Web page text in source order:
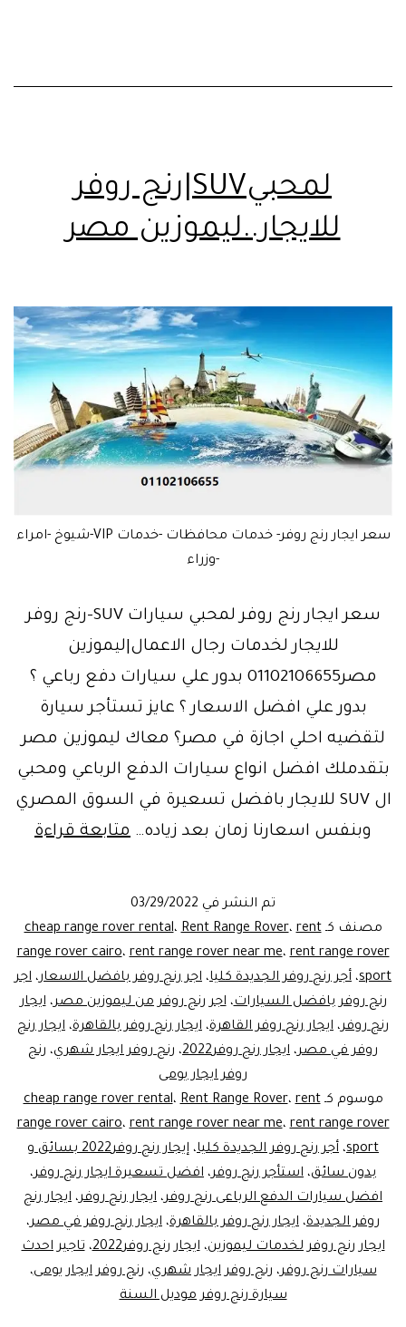
لمحبيSUV|رنج روفر
للايجار..ليموزين مصر
سعر ايجار رنج روفر- خدمات محافظات -خدمات VIP-شيوخ -امراء
-وزراء
سعر ايجار رنج روفر لمحبي سيارات SUV-رنج روفر
للايجار لخدمات رجال الاعمال|ليموزين
مصر01102106655 بدور علي سيارات دفع رباعي ؟
بدور علي افضل الاسعار ؟ عايز تستأجر سيارة
لتقضيه احلي اجازة في مصر؟ معاك ليموزين مصر
بتقدملك افضل انواع سيارات الدفع الرباعي ومحبي
ال SUV للايجار بافضل تسعيرة في السوق المصري
وبنفس اسعارنا زمان بعد زياده… متابعة قراءة
مصر
تم النشر في 03/29/2022
مصنف كـ
cheap range rover rental،Rent Range Rover،rent
range rover cairo،rent range rover near me،rent range rover
sport، أجر رنج روفر الجديدة كليا، اجر رنج روفر بافضل الاسعار، اجر
رنج روفر بافضل السيارات،اجر رنج روفر من ليموزين مصر،ايجار
رنج روفر، ايجار رنج روفر القاهرة، ايجار رنج روفر بالقاهرة، ايجار رنج
روفر في مصر، ايجار رنج روفر2022 ، رنج روفر ايجار شهري، رنج
روفر ايجار يومى
موسوم كـ
cheap range rover rental،Rent Range Rover،rent
range rover cairo،rent range rover near me،rent range rover
sport، أجر رنج روفر الجديدة كليا،
إيجار رنج روفر2022 بسائق و
بدون سائق، استأجر رنج روفر، افضل تسعيرة ايجار رنج روفر،
افضل سيارات الدفع الرباعى رنج روفر، ايجار رنج روفر، ايجار رنج
روفر الجديدة، ايجار رنج روفر بالقاهرة، ايجار رنج روفر في مصر،
ايجار رنج روفر لخدمات ليموزين،ايجار رنج روفر2022 ،تاجير احدث
سيارات رنج روفر، رنج روفر ايجار شهري، رنج روفر ايجار يومى،
سيارة رنج روفر موديل السنة